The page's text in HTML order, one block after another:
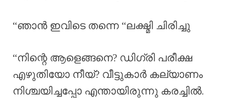
“ഞാൻ ഇവിടെ തന്നെ “ലക്ഷ്മി ചിരിച്ചു
“നിന്റെ ആളെങ്ങനെ? ഡിഗ്രി പരീക്ഷ
എഴുതിയോ നീയ്? വീട്ടുകാർ കല്യാണം
നിശ്ചയിച്ചപ്പോ എന്തായിരുന്നു കരച്ചിൽ.